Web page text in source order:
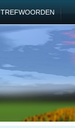
TREFWOORDEN